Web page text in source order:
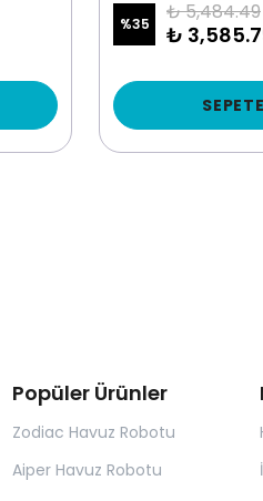
%35 ₺ 5,484.49
₺
Popüler Ürünler
Zodiac Havuz Robotu
Aiper Havuz Robotu